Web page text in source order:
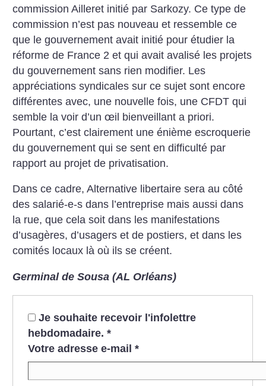
commission Ailleret initié par Sarkozy. Ce type de
commission n’est pas nouveau et ressemble ce
que le gouvernement avait initié pour étudier la
réforme de France 2 et qui avait avalisé les projets
du gouvernement sans rien modifier. Les
appréciations syndicales sur ce sujet sont encore
différentes avec, une nouvelle fois, une CFDT qui
semble la voir d’un œil bienveillant a priori.
Pourtant, c’est clairement une énième escroquerie
du gouvernement qui se sent en difficulté par
rapport au projet de privatisation.
Dans ce cadre, Alternative libertaire sera au côté
des salarié-e-s dans l’entreprise mais aussi dans
la rue, que cela soit dans les manifestations
d’usagères, d’usagers et de postiers, et dans les
comités locaux là où ils se créent.
Germinal de Sousa (AL Orléans)
Je souhaite recevoir l'infolettre
hebdomadaire. *
Votre adresse e-mail *